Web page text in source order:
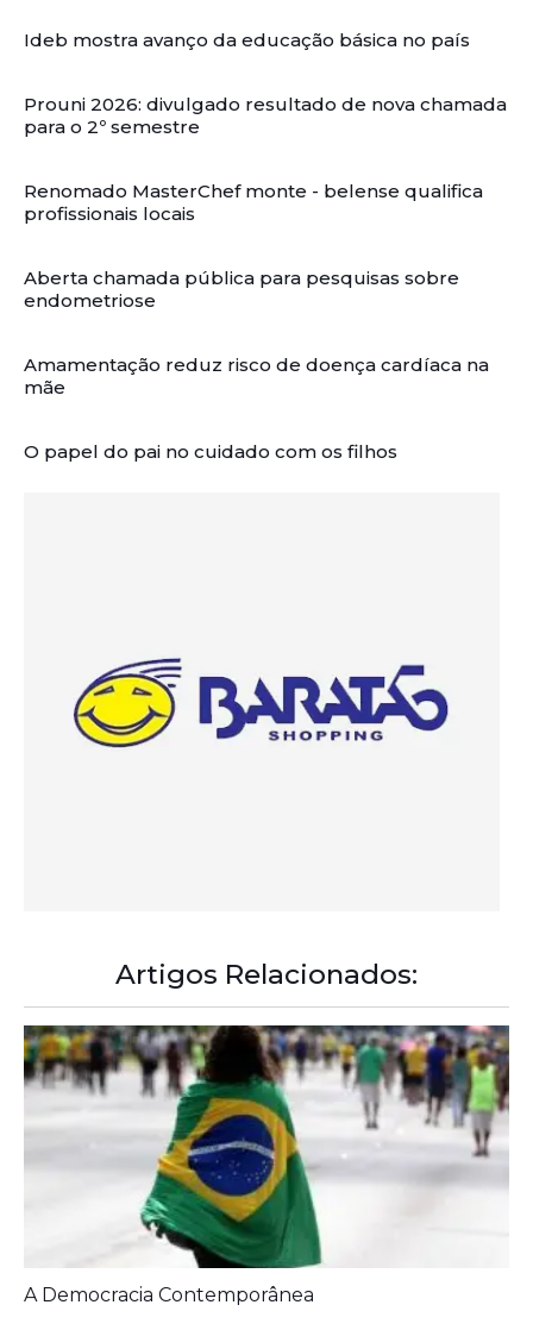
Ideb mostra avanço da educação básica no país
Prouni 2026: divulgado resultado de nova chamada
para o 2º semestre
Renomado MasterChef monte - belense qualifica
profissionais locais
Aberta chamada pública para pesquisas sobre
endometriose
Amamentação reduz risco de doença cardíaca na
mãe
O papel do pai no cuidado com os filhos
Artigos Relacionados:
A Democracia Contemporânea
Diagnóstico tardio dá poucas chances de cura para
o câncer de pulmão